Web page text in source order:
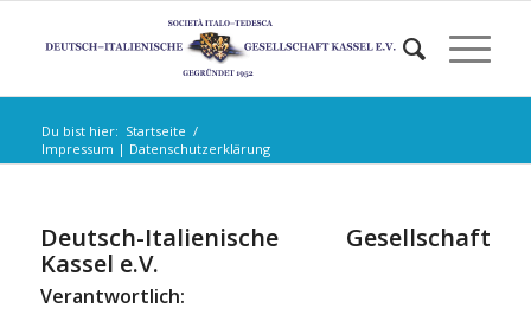
Du bist hier: Startseite /
Impressum | Datenschutzerklärung
Deutsch-Italienische Gesellschaft
Kassel e.V.
Verantwortlich: